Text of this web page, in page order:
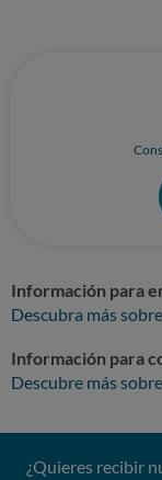
Información para
Descubra más
Información para
Descubre más
¿Quieres recibir